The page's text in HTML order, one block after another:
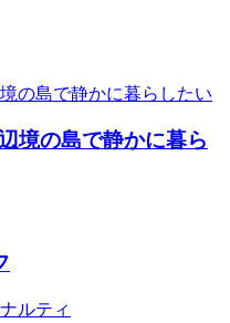
境の島で静かに暮ら